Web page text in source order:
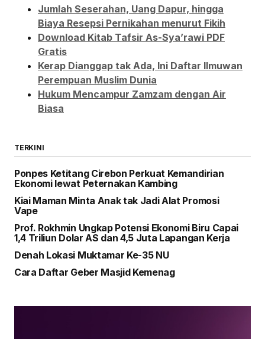
Jumlah Seserahan, Uang Dapur, hingga
Biaya Resepsi Pernikahan menurut Fikih
Download Kitab Tafsir As-Sya’rawi PDF
Gratis
Kerap Dianggap tak Ada, Ini Daftar Ilmuwan
Perempuan Muslim Dunia
Hukum Mencampur Zamzam dengan Air
Biasa
TERKINI
Ponpes Ketitang Cirebon Perkuat Kemandirian
Ekonomi lewat Peternakan Kambing
Kiai Maman Minta Anak tak Jadi Alat Promosi
Vape
Prof. Rokhmin Ungkap Potensi Ekonomi Biru Capai
1,4 Triliun Dolar AS dan 4,5 Juta Lapangan Kerja
Denah Lokasi Muktamar Ke-35 NU
Cara Daftar Geber Masjid Kemenag